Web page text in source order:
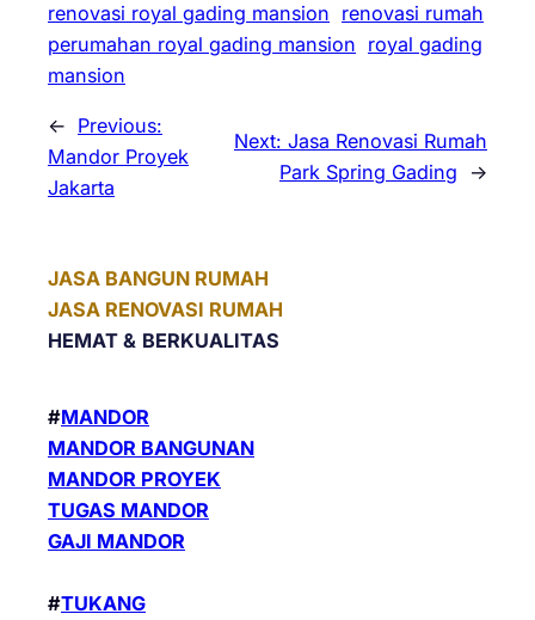
renovasi royal gading mansion renovasi rumah
perumahan royal gading mansion royal gading
mansion
← Previous:
Mandor Proyek
Jakarta
Next: Jasa Renovasi Rumah
Park Spring Gading
→
JASA BANGUN RUMAH
JASA RENOVASI RUMAH
HEMAT & BERKUALITAS
#MANDOR
MANDOR BANGUNAN
MANDOR PROYEK
TUGAS MANDOR
GAJI MANDOR
#TUKANG